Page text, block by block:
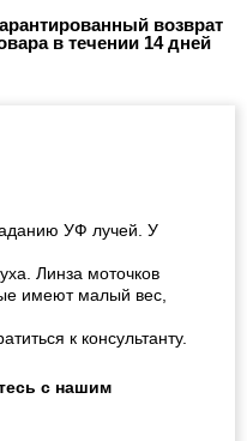
возврат
в течении 14 дней
УФ лучей. У
Линза моточков
имеют малый вес,
к консультанту.
с нашим